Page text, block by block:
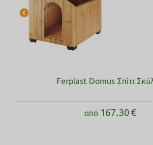
Ferplast Domus Σπίτι
από 167.30€